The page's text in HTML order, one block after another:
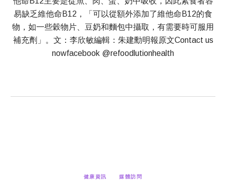
易缺乏維他命B12，「可以從額外添加了維他命B12的食
物，如一些穀物片、豆奶和麵包中攝取，有需要時可服用
補充劑」。文：李欣敏編輯：朱建勳明報原文Contact us
nowfacebook @refoodlutionhealth
健康資訊 媒體訪問